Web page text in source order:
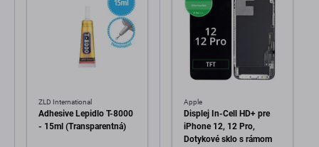
ZLD International
Adhesive Lepidlo T-8000
- 15ml (Transparentná)
Apple
Displej In-Cell HD+ pre
iPhone 12, 12 Pro,
Dotykové sklo s rámom